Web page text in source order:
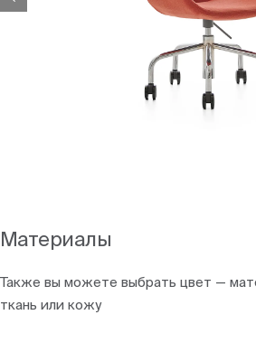
Материалы
Также вы можете выбрать цвет —
ткань или кожу